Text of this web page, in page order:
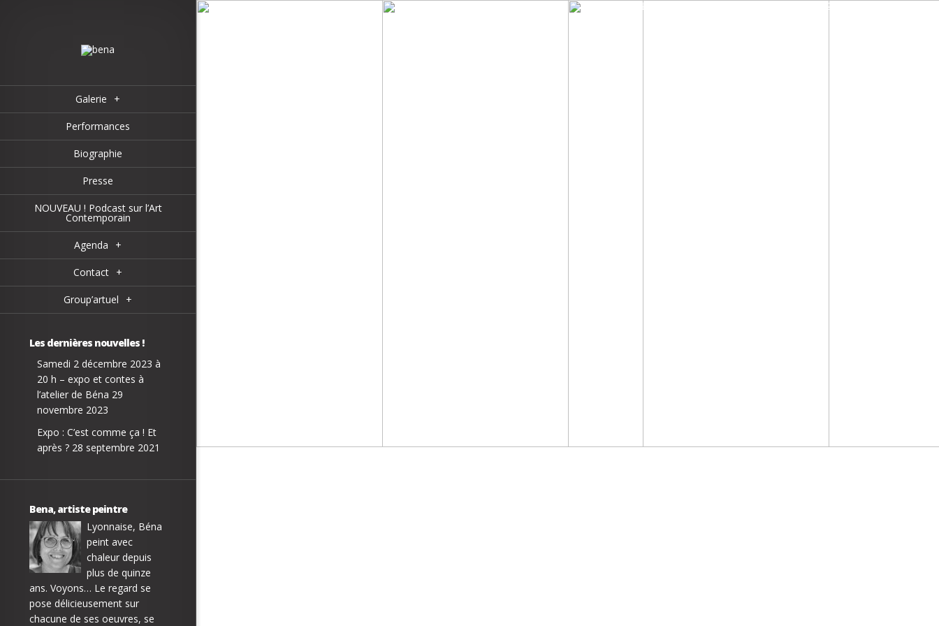
Galerie +
Performances
Biographie
Presse
NOUVEAU ! Podcast sur l’Art
Contemporain
Agenda +
Contact +
Group’artuel +
Les dernières nouvelles !
Samedi 2 décembre 2023 à
20 h – expo et contes à
l’atelier de Béna 29
novembre 2023
Expo : C’est comme ça ! Et
après ? 28 septembre 2021
Bena, artiste peintre
Lyonnaise, Béna
peint avec
chaleur depuis
plus de quinze
ans. Voyons… Le regard se
pose délicieusement sur
chacune de ses oeuvres, se